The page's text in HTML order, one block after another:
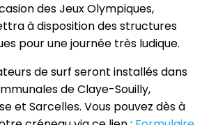
des Jeux Olympiques,
à disposition des structures
pour une journée très ludique.
de surf seront installés dans
de Claye-Souilly,
et Sarcelles. Vous pouvez dès à